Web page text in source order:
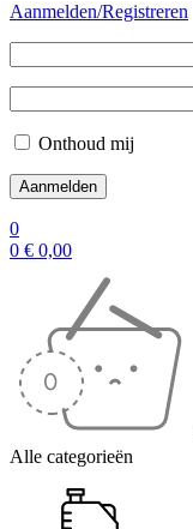
Aanmelden/Registreren
Onthoud mij
0
0 € 0,00
Alle categorieën